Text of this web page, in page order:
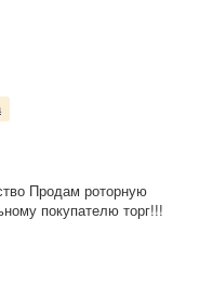
Продам роторную
покупателю торг!!!